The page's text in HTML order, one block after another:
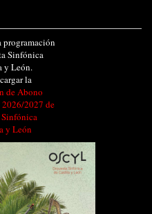
programación
Sinfónica
y León.
la
de Abono
2026/2027 de
Sinfónica
y León